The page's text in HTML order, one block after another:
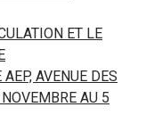
ET LE
AVENUE DES
AU 5